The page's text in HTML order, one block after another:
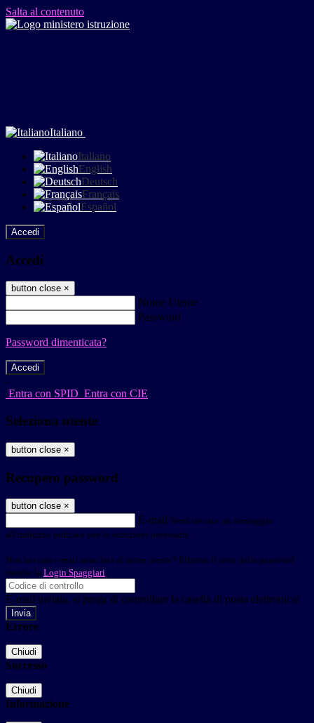
Salta al contenuto
Italiano
Italiano
English
Deutsch
Français
Español
Accedi
Accedi
button close ×
Nome Utente
Password
Password dimenticata?
-
Entra con SPID Entra con CIE
Seleziona utente
button close ×
Recupero password
button close ×
E-mail Verrà inviato un messaggio
all'indirizzo indicato con le istruzioni necessarie.
Non hai una e-mail associata al nome utente? Effettua il reset della password
tramite la Login Spaggiari
E-mail inviata, si prega di controllare la casella di posta elettronica!
Errore
Chiudi
Successo
Chiudi
Informazione